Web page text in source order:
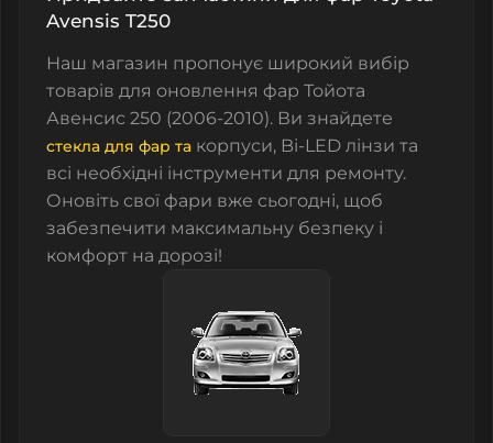
Avensis T250
Наш магазин пропонує широкий вибір
товарів для оновлення фар Тойота
Авенсис 250 (2006-2010). Ви знайдете
стекла для фар та корпуси, Bi-LED лінзи та
всі необхідні інструменти для ремонту.
Оновіть свої фари вже сьогодні, щоб
забезпечити максимальну безпеку і
комфорт на дорозі!